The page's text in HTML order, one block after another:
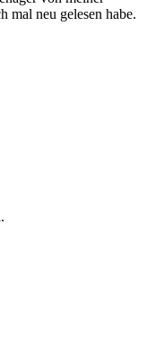
mal neu gelesen habe.